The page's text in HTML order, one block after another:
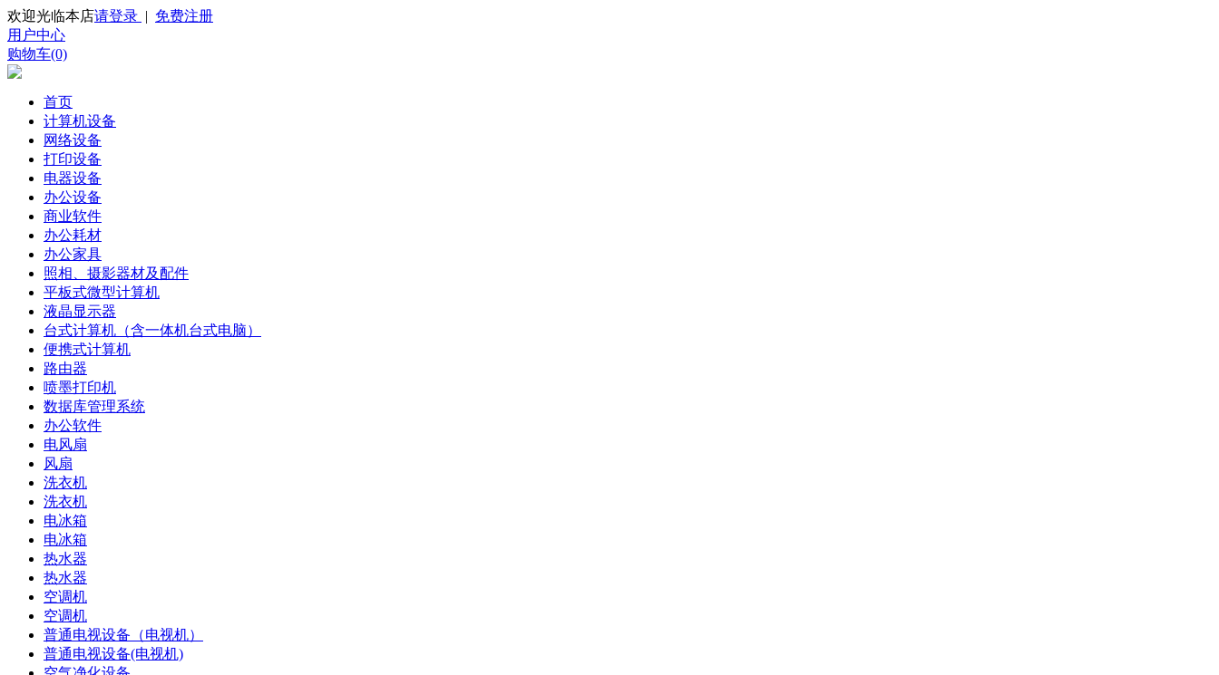
欢迎光临本店请登录 | 免费注册
用户中心
购物车(0)
首页
计算机设备
网络设备
打印设备
电器设备
办公设备
商业软件
办公耗材
办公家具
照相、摄影器材及配件
平板式微型计算机
液晶显示器
台式计算机（含一体机台式电脑）
便携式计算机
路由器
喷墨打印机
数据库管理系统
办公软件
电风扇
风扇
洗衣机
洗衣机
电冰箱
电冰箱
热水器
热水器
空调机
空调机
普通电视设备（电视机）
普通电视设备(电视机)